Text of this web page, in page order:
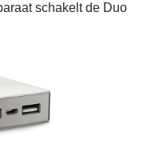
schakelt de Duo